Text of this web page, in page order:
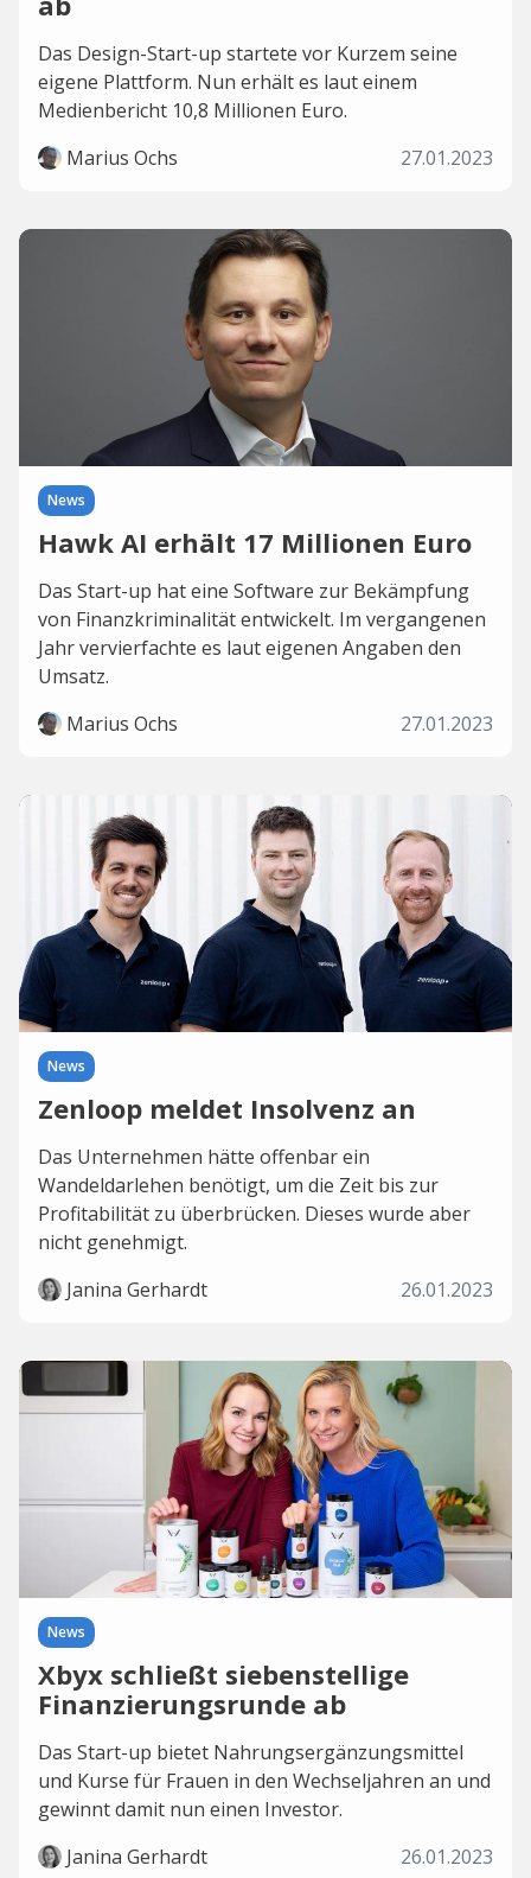
Das Design-Start-up startete vor Kurzem seine
eigene Plattform. Nun erhält es laut einem
Medienbericht 10,8 Millionen Euro.
Marius Ochs
27.01.2023
News
Hawk AI erhält 17 Millionen Euro
Das Start-up hat eine Software zur Bekämpfung
von Finanzkriminalität entwickelt. Im vergangenen
Jahr vervierfachte es laut eigenen Angaben den
Umsatz.
Marius Ochs
27.01.2023
News
Zenloop meldet Insolvenz an
Das Unternehmen hätte offenbar ein
Wandeldarlehen benötigt, um die Zeit bis zur
Profitabilität zu überbrücken. Dieses wurde aber
nicht genehmigt.
Janina Gerhardt
26.01.2023
News
Xbyx schließt siebenstellige
Finanzierungsrunde ab
Das Start-up bietet Nahrungsergänzungsmittel
und Kurse für Frauen in den Wechseljahren an und
gewinnt damit nun einen Investor.
Janina Gerhardt
26.01.2023